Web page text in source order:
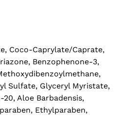
Coco-Caprylate/Caprate,
Benzophenone-3,
Sulfate, Glyceryl Myristate,
Aloe Barbadensis,
Ethylparaben,